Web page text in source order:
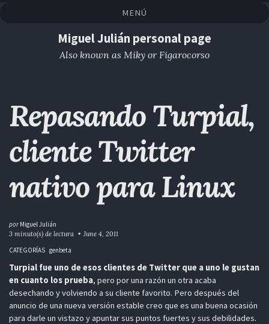
MENÚ
Miguel Julián personal page
Also known as Miky or Figarocorso
Repasando Turpial,
cliente Twitter
nativo para Linux
por Miguel Julián
3 minuto(s) de lectura
June 4, 2011
CATEGORÍAS genbeta
Turpial fue uno de esos clientes de Twitter que a uno le gustan
en cuanto los prueba, pero por una razón un otra acaba
desechando y volviendo a su cliente favorito. Pero después del
anuncio de una nueva versión estable creo que es una buena ocasión
para darle un vistazo y apuntar sus puntos fuertes y sus debilidades.